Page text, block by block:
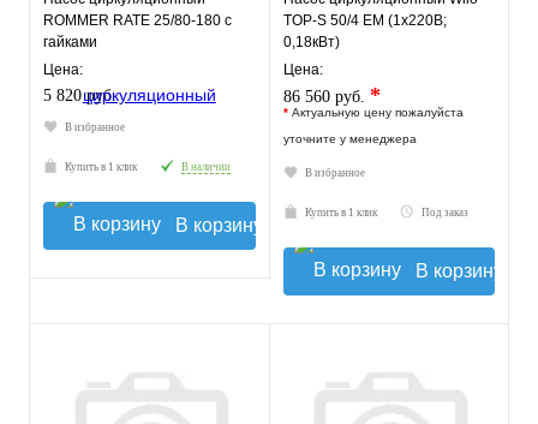
ROMMER RATE 25/80-180 с
гайками
Цена:
5 820 руб.
В избранное
Купить в 1 клик В наличии
В корзину
TOP-S 50/4 EM (1х220В;
0,18кВт)
Цена:
86 560 руб. *
* Актуальную цену пожалуйста
уточните у менеджера
В избранное
Купить в 1 клик Под заказ
В корзину